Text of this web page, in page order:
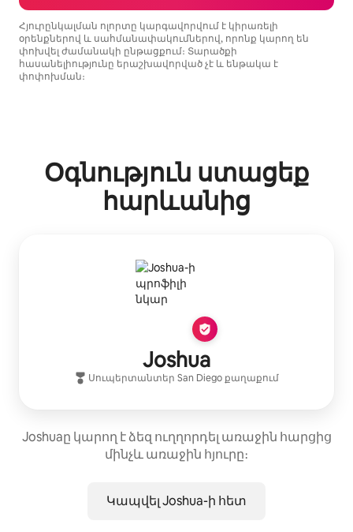
Հյուրընկալման ոլորտը կարգավորվում է կիրառելի
օրենքներով և սահմանափակումներով, որոնք կարող են
փոխվել ժամանակի ընթացքում։ Տարածքի
հասանելիությունը երաշխավորված չէ և ենթակա է
փոփոխման։
Օգնություն ստացեք
հարևանից
Joshua
Սուպերտանտեր San Diego քաղաքում
Joshuaը կարող է ձեզ ուղղորդել առաջին հարցից
մինչև առաջին հյուրը։
Կապվել Joshua-ի հետ